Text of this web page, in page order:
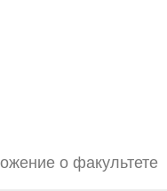
о факультете